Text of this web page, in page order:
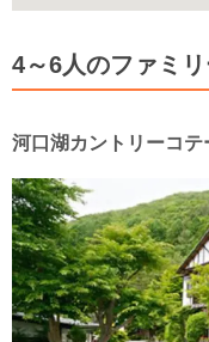
4～6人のファミ
河口湖カントリーコ